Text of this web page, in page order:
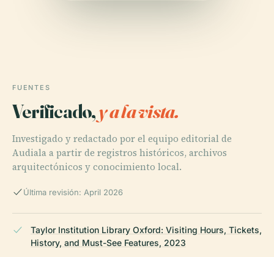
FUENTES
Verificado,y a la vista.
Investigado y redactado por el equipo editorial de
Audiala a partir de registros históricos, archivos
arquitectónicos y conocimiento local.
Última revisión: April 2026
Taylor Institution Library Oxford: Visiting Hours, Tickets,
History, and Must-See Features, 2023